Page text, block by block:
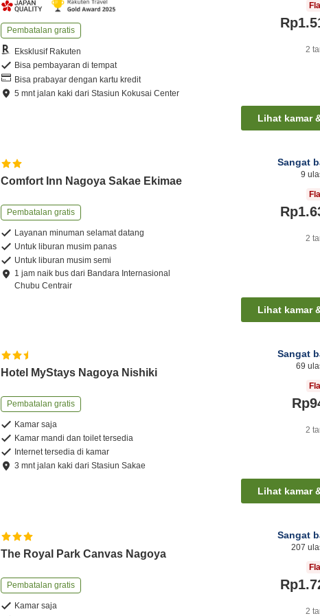
Pembatalan gratis
Eksklusif Rakuten
Bisa pembayaran di tempat
Bisa prabayar dengan kartu kredit
5 mntjalan kaki dariStasiun Kokusai Center
2
Lihat kamar
Comfort Inn Nagoya Sakae Ekimae
Pembatalan gratis
Layanan minuman selamat datang
Untuk liburan musim panas
Untuk liburan musim semi
1 jamnaik bus dari Bandara Internasional
Chubu Centrair
Sangat
9
2
Lihat kamar
Hotel MyStays Nagoya Nishiki
Pembatalan gratis
Kamar saja
Kamar mandi dan toilet tersedia
Internet tersedia di kamar
3 mntjalan kaki dariStasiun Sakae
Sangat
69
2
Lihat kamar
The Royal Park Canvas Nagoya
Pembatalan gratis
Kamar saja
Sangat
207
2